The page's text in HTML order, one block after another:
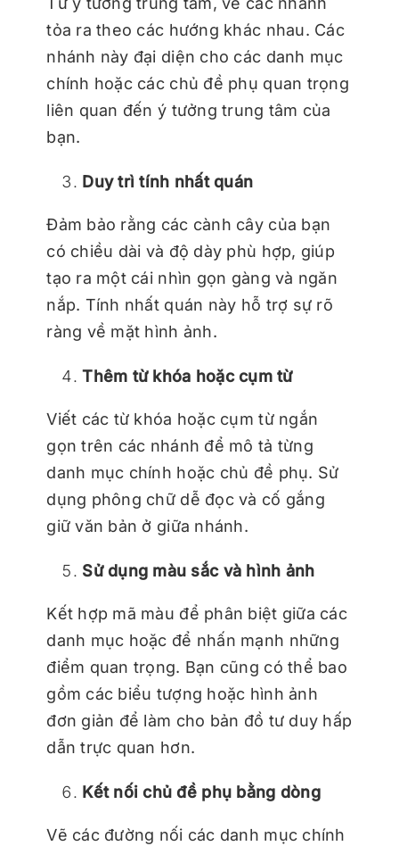
tỏa ra theo các hướng khác nhau. Các
nhánh này đại diện cho các danh mục
chính hoặc các chủ đề phụ quan trọng
liên quan đến ý tưởng trung tâm của
bạn.
Duy trì tính nhất quán
Đảm bảo rằng các cành cây của bạn
có chiều dài và độ dày phù hợp, giúp
tạo ra một cái nhìn gọn gàng và ngăn
nắp. Tính nhất quán này hỗ trợ sự rõ
ràng về mặt hình ảnh.
Thêm từ khóa hoặc cụm từ
Viết các từ khóa hoặc cụm từ ngắn
gọn trên các nhánh để mô tả từng
danh mục chính hoặc chủ đề phụ. Sử
dụng phông chữ dễ đọc và cố gắng
giữ văn bản ở giữa nhánh.
Sử dụng màu sắc và hình ảnh
Kết hợp mã màu để phân biệt giữa các
danh mục hoặc để nhấn mạnh những
điểm quan trọng. Bạn cũng có thể bao
gồm các biểu tượng hoặc hình ảnh
đơn giản để làm cho bản đồ tư duy hấp
dẫn trực quan hơn.
Kết nối chủ đề phụ bằng dòng
Vẽ các đường nối các danh mục chính